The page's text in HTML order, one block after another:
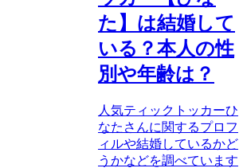
た】は結婚して
いる？本人の性
別や年齢は？
人気ティックトッカーひ
なたさんに関するプロフ
ィルや結婚しているかど
うかなどを調べています